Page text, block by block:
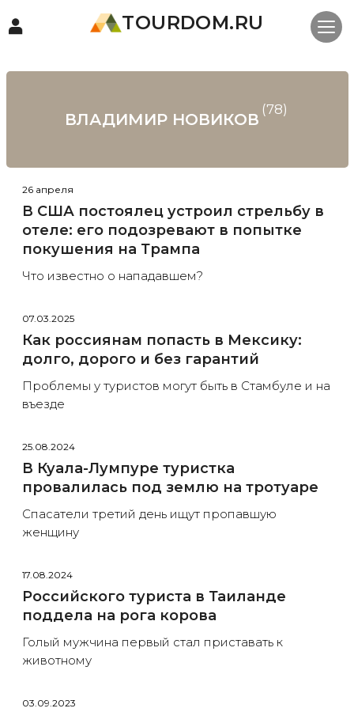
TOURDOM.RU
ВЛАДИМИР НОВИКОВ
(78)
26 апреля
В США постоялец устроил стрельбу в
отеле: его подозревают в попытке
покушения на Трампа
Что известно о нападавшем?
07.03.2025
Как россиянам попасть в Мексику:
долго, дорого и без гарантий
Проблемы у туристов могут быть в Стамбуле и на
въезде
25.08.2024
В Куала-Лумпуре туристка
провалилась под землю на тротуаре
Спасатели третий день ищут пропавшую
женщину
17.08.2024
Российского туриста в Таиланде
поддела на рога корова
Голый мужчина первый стал приставать к
животному
03.09.2023